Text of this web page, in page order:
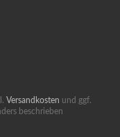
Versandkosten und ggf.
beschrieben